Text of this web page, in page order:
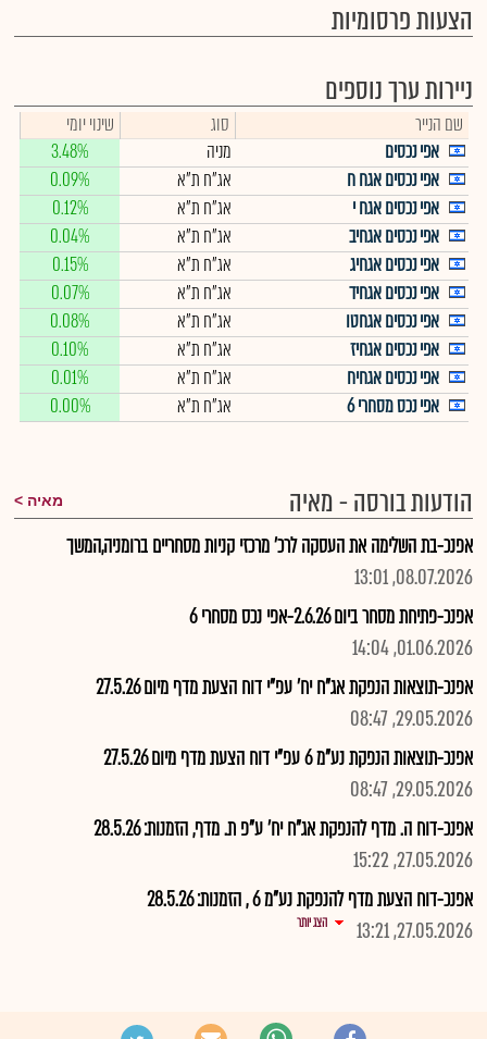
הצעות פרסומיות
ניירות ערך נוספים
שם הנייר סוג
שינוי יומי
אפי נכסים
מניה
3.48%
אפי נכסים אגח ח
אג"ח ת"א
0.09%
אפי נכסים אגח י
אג"ח ת"א
0.12%
אפי נכסים אגחיב
אג"ח ת"א
0.04%
אפי נכסים אגחיג
אג"ח ת"א
0.15%
אפי נכסים אגחיד
אג"ח ת"א
0.07%
אפי נכסים אגחטו
אג"ח ת"א
0.08%
אפי נכסים אגחיז
אג"ח ת"א
0.10%
אפי נכסים אגחיח
אג"ח ת"א
0.01%
אפי נכס מסחרי 6
אג"ח ת"א 0.00%
הודעות בורסה - מאיה מאיה
אפנכ-בת השלימה את העסקה לרכ' מרכזי קניות מסחריים ברומניה,המשך
08.07.2026, 13:01
אפנכ-פתיחת מסחר ביום 2.6.26-אפי נכס מסחרי 6
01.06.2026, 14:04
אפנכ-תוצאות הנפקת אג"ח יח' עפ"י דוח הצעת מדף מיום 27.5.26
29.05.2026, 08:47
אפנכ-תוצאות הנפקת נע"מ 6 עפ"י דוח הצעת מדף מיום 27.5.26
29.05.2026, 08:47
אפנכ-דוח ה. מדף להנפקת אג"ח יח' ע"פ ת. מדף, הזמנות: 28.5.26
27.05.2026, 15:22
אפנכ-דוח הצעת מדף להנפקת נע"מ 6 , הזמנות: 28.5.26
27.05.2026, 13:21
הצג יותר